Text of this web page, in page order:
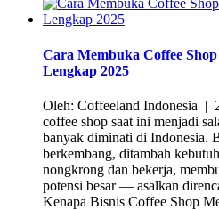
Cara Membuka Coffee
Lengkap 2025
Oleh: Coffeeland Indonesia |
coffee shop saat ini menjadi
banyak diminati di Indonesia.
berkembang, ditambah
nongkrong dan bekerja,
potensi besar — asalkan
Kenapa Bisnis Coffee Shop